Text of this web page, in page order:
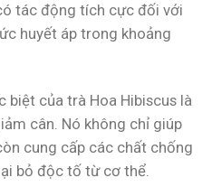
tác động tích cực đối với
huyết áp trong khoảng
của trà Hoa Hibiscus là
cân. Nó không chỉ giúp
cung cấp các chất chống
bỏ độc tố từ cơ thể.